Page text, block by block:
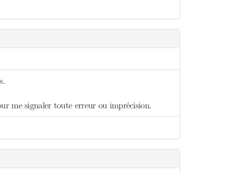
me signaler toute erreur ou imprécision.